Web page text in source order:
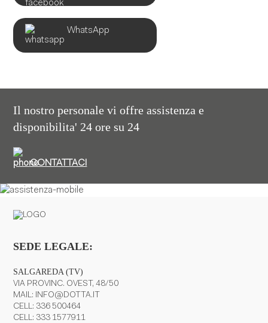
WhatsApp
Il nostro personale vi offre assistenza e
disponibilita' 24 ore su 24
CONTATTACI
SEDE LEGALE:
SALGAREDA (TV)
VIA PROVINC. OVEST, 48/50
MAIL: INFO@DOTTA.IT
CELL: 336 500464
CELL: 333 1577911